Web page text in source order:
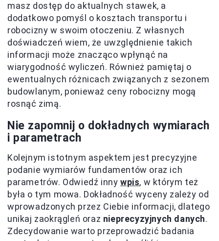
masz dostęp do aktualnych stawek, a
dodatkowo pomyśl o kosztach transportu i
robocizny w swoim otoczeniu. Z własnych
doświadczeń wiem, że uwzględnienie takich
informacji może znacząco wpłynąć na
wiarygodność wyliczeń. Również pamiętaj o
ewentualnych różnicach związanych z sezonem
budowlanym, ponieważ ceny robocizny mogą
rosnąć zimą.
Nie zapomnij o dokładnych wymiarach
i parametrach
Kolejnym istotnym aspektem jest precyzyjne
podanie wymiarów fundamentów oraz ich
parametrów. Odwiedź innywpis, w którym też
była o tym mowa. Dokładność wyceny zależy od
wprowadzonych przez Ciebie informacji, dlatego
unikaj zaokrągleń oraz nieprecyzyjnych danych.
Zdecydowanie warto przeprowadzić badania